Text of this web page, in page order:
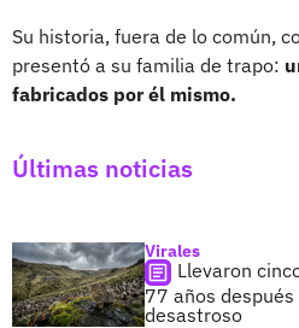
Su historia, fuera de lo común,
presentó a su familia de trapo:
fabricados por él mismo.
Últimas noticias
Virales
Llevaron
77 años
desastroso